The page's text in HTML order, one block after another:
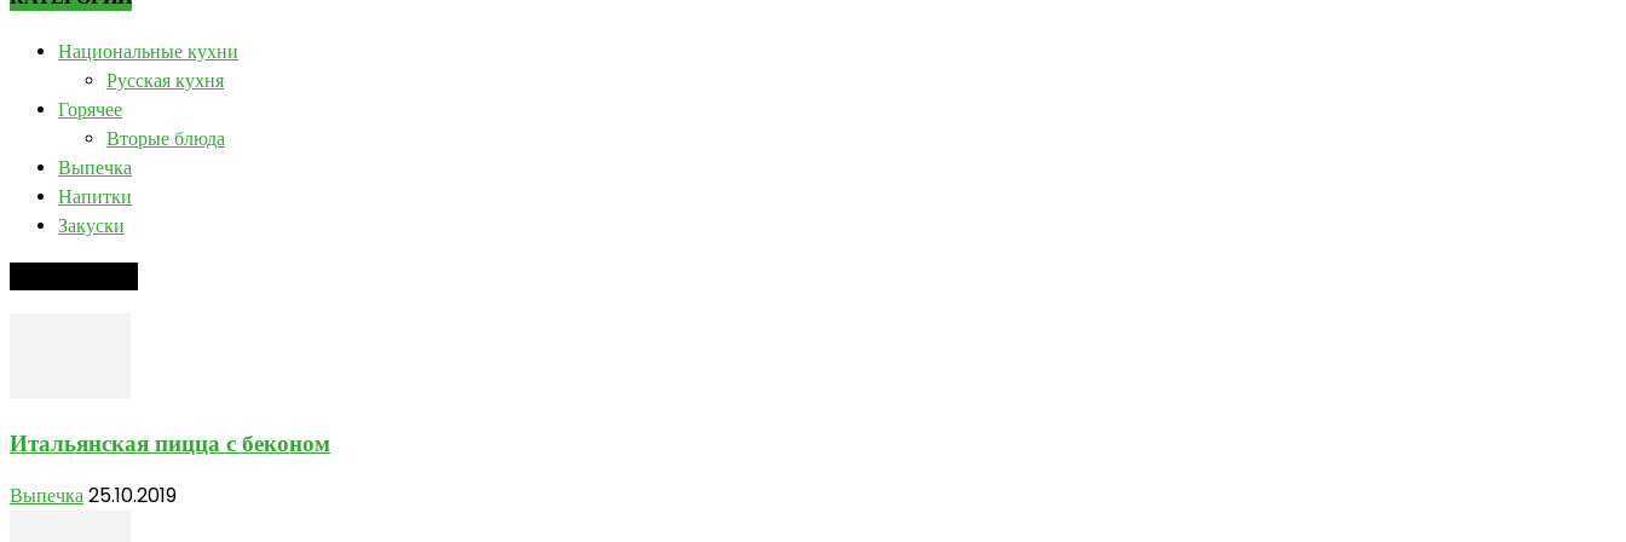
Национальные кухни
Русская кухня
Горячее
Вторые блюда
Выпечка
Напитки
Закуски
Итальянская пицца с беконом
Выпечка25.10.2019